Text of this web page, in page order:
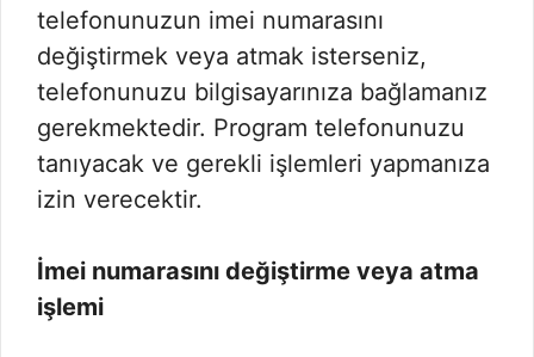
telefonunuzun imei numarasını
değiştirmek veya atmak isterseniz,
telefonunuzu bilgisayarınıza bağlamanız
gerekmektedir. Program telefonunuzu
tanıyacak ve gerekli işlemleri yapmanıza
izin verecektir.
İmei numarasını değiştirme veya atma
işlemi